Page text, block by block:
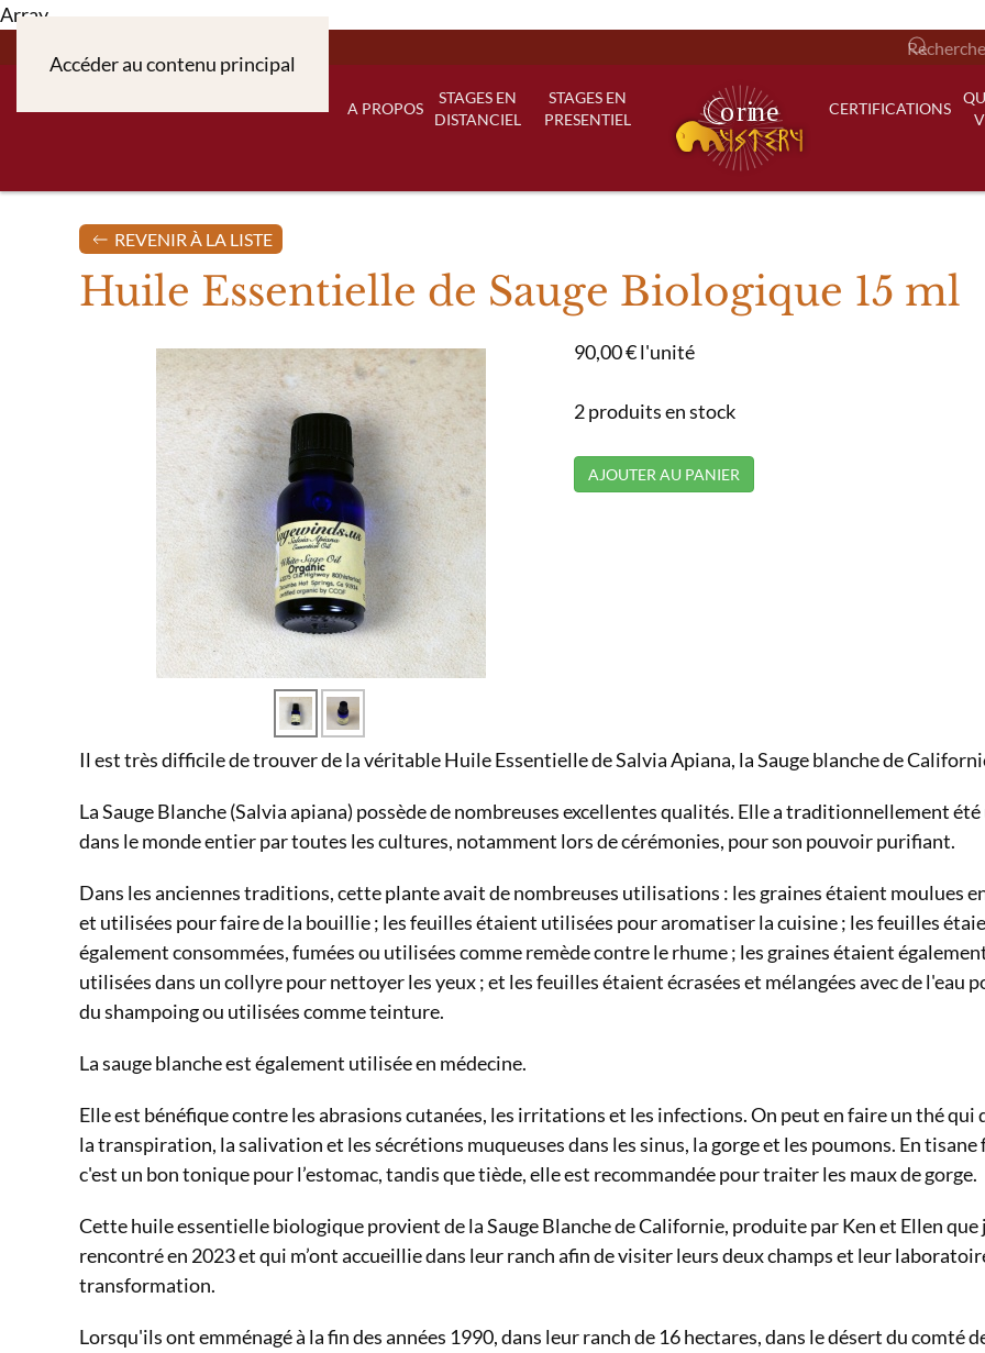
Array
Accéder au contenu principal
A PROPOS
STAGES EN
DISTANCIEL
STAGES EN
PRESENTIEL
CERTIFICATIONS
REVENIR À LA LISTE
Huile Essentielle de Sauge Biologique 15 ml
90,00 €l'unité
2 produits en stock
AJOUTER AU PANIER
Il est très difficile de trouver de la véritable Huile Essentielle de Salvia Apiana, la Sauge blanche de
La Sauge Blanche (Salvia apiana) possède de nombreuses excellentes qualités. Elle a traditionnellement
dans le monde entier par toutes les cultures, notamment lors de cérémonies, pour son pouvoir purifiant.
Dans les anciennes traditions, cette plante avait de nombreuses utilisations : les graines étaient moulues
et utilisées pour faire de la bouillie ; les feuilles étaient utilisées pour aromatiser la cuisine ; les feuilles
également consommées, fumées ou utilisées comme remède contre le rhume ; les graines étaient
utilisées dans un collyre pour nettoyer les yeux ; et les feuilles étaient écrasées et mélangées avec de l'eau
du shampoing ou utilisées comme teinture.
La sauge blanche est également utilisée en médecine.
Elle est bénéfique contre les abrasions cutanées, les irritations et les infections. On peut en faire un thé qui
la transpiration, la salivation et les sécrétions muqueuses dans les sinus, la gorge et les poumons. En tisane
c'est un bon tonique pour l’estomac, tandis que tiède, elle est recommandée pour traiter les maux de gorge.
Cette huile essentielle biologique provient de la Sauge Blanche de Californie, produite par Ken et Ellen que
rencontré en 2023 et qui m’ont accueillie dans leur ranch afin de visiter leurs deux champs et leur
transformation.
Lorsqu'ils ont emménagé à la fin des années 1990, dans leur ranch de 16 hectares, dans le désert du comté